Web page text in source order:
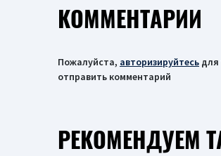
КОММЕНТАРИИ
Пожалуйста, авторизируйтесь для
отправить комментарий
РЕКОМЕНДУЕМ